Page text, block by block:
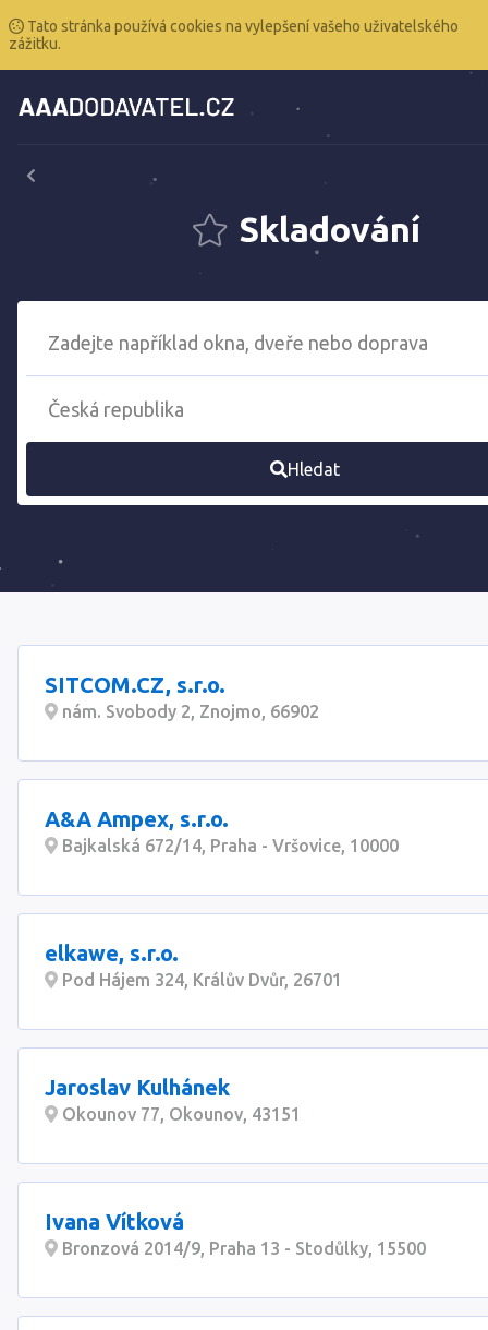
Tato stránka používá cookies na vylepšení vašeho uživatelského
zážitku.
Skladování
Hledat
SITCOM.CZ, s.r.o.
nám. Svobody 2, Znojmo, 66902
A&A Ampex, s.r.o.
Bajkalská 672/14, Praha - Vršovice, 10000
elkawe, s.r.o.
Pod Hájem 324, Králův Dvůr, 26701
Jaroslav Kulhánek
Okounov 77, Okounov, 43151
Ivana Vítková
Bronzová 2014/9, Praha 13 - Stodůlky, 15500